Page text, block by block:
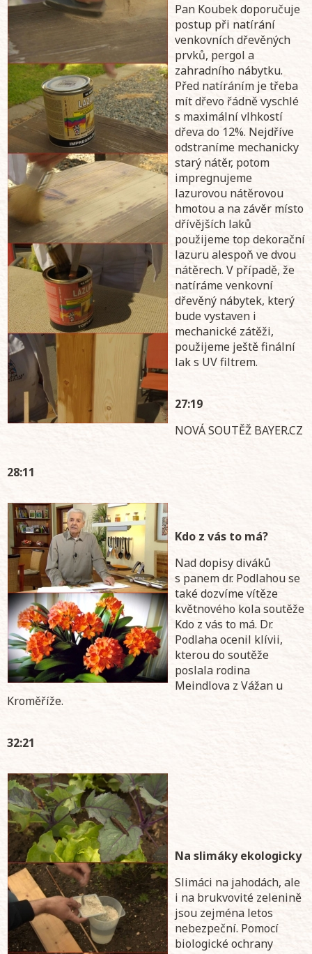
Pan Koubek doporučuje
postup při natírání
venkovních dřevěných
prvků, pergol a
zahradního nábytku.
Před natíráním je třeba
mít dřevo řádně vyschlé
s maximální vlhkostí
dřeva do 12%. Nejdříve
odstraníme mechanicky
starý nátěr, potom
impregnujeme
lazurovou nátěrovou
hmotou a na závěr místo
dřívějších laků
použijeme top dekorační
lazuru alespoň ve dvou
nátěrech. V případě, že
natíráme venkovní
dřevěný nábytek, který
bude vystaven i
mechanické zátěži,
použijeme ještě finální
lak s UV filtrem.
27:19
NOVÁ SOUTĚŽ BAYER.CZ
28:11
Kdo z vás to má?
Nad dopisy diváků
s panem dr. Podlahou se
také dozvíme vítěze
květnového kola soutěže
Kdo z vás to má. Dr.
Podlaha ocenil klívii,
kterou do soutěže
poslala rodina
Meindlova z Vážan u
Kroměříže.
32:21
Na slimáky ekologicky
Slimáci na jahodách, ale
i na brukvovité zelenině
jsou zejména letos
nebezpeční. Pomocí
biologické ochrany